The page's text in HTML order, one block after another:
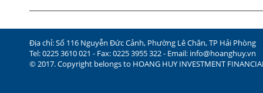
Địa chỉ: Số 116 Nguyễn Đức Cảnh, Phường Lê Chân, TP Hải Phòng
Tel: 0225 3610 021 - Fax: 0225 3955 322 - Email: info@hoanghuy.vn
© 2017. Copyright belongs to HOANG HUY INVESTMENT FINANCIAL